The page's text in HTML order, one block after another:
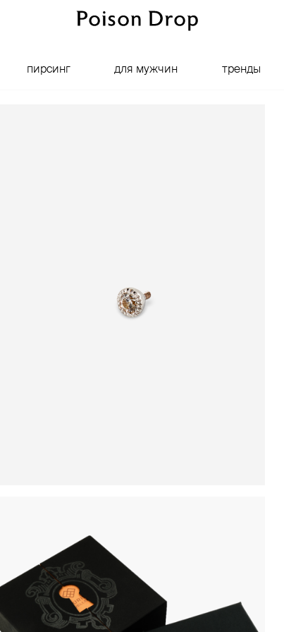
пирсинг для мужчин тренды